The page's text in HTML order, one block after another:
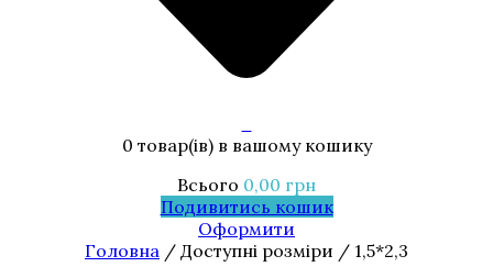
0 товар(ів)в вашому кошику
Всього 0,00 грн
Подивитись кошик
Оформити
Головна / Доступні розміри / 1,5*2,3